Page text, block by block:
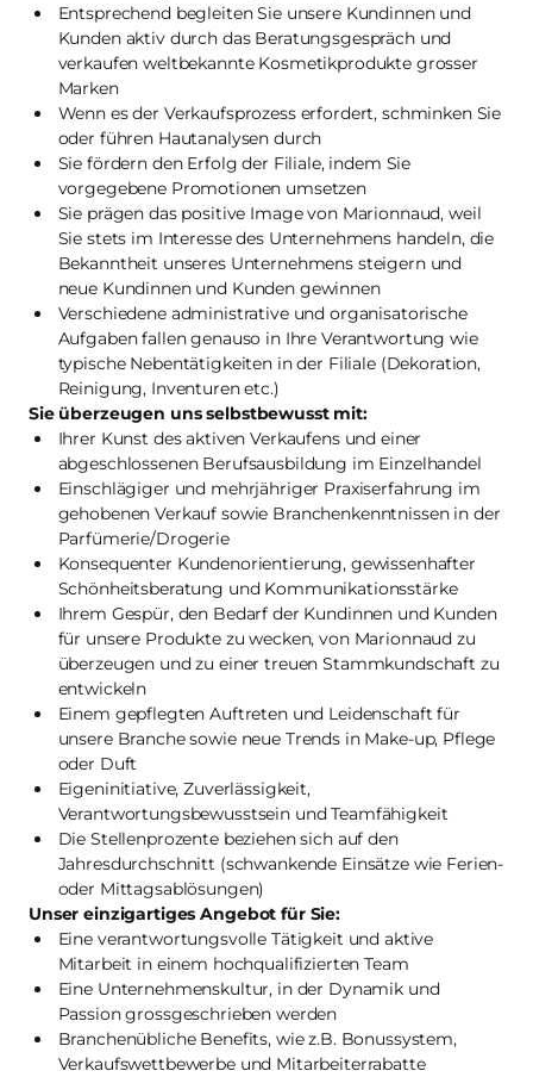
Entsprechend begleiten Sie unsere Kundinnen und
Kunden aktiv durch das Beratungsgespräch und
verkaufen weltbekannte Kosmetikprodukte grosser
Marken
Wenn es der Verkaufsprozess erfordert, schminken Sie
oder führen Hautanalysen durch
Sie fördern den Erfolg der Filiale, indem Sie
vorgegebene Promotionen umsetzen
Sie prägen das positive Image von Marionnaud, weil
Sie stets im Interesse des Unternehmens handeln, die
Bekanntheit unseres Unternehmens steigern und
neue Kundinnen und Kunden gewinnen
Verschiedene administrative und organisatorische
Aufgaben fallen genauso in Ihre Verantwortung wie
typische Nebentätigkeiten in der Filiale (Dekoration,
Reinigung, Inventuren etc.)
Sie überzeugen uns selbstbewusst mit:
Ihrer Kunst des aktiven Verkaufens und einer
abgeschlossenen Berufsausbildung im Einzelhandel
Einschlägiger und mehrjähriger Praxiserfahrung im
gehobenen Verkauf sowie Branchenkenntnissen in der
Parfümerie/Drogerie
Konsequenter Kundenorientierung, gewissenhafter
Schönheitsberatung und Kommunikationsstärke
Ihrem Gespür, den Bedarf der Kundinnen und Kunden
für unsere Produkte zu wecken, von Marionnaud zu
überzeugen und zu einer treuen Stammkundschaft zu
entwickeln
Einem gepflegten Auftreten und Leidenschaft für
unsere Branche sowie neue Trends in Make-up, Pflege
oder Duft
Eigeninitiative, Zuverlässigkeit,
Verantwortungsbewusstsein und Teamfähigkeit
Die Stellenprozente beziehen sich auf den
Jahresdurchschnitt (schwankende Einsätze wie Ferien-
oder Mittagsablösungen)
Unser einzigartiges Angebot für Sie:
Eine verantwortungsvolle Tätigkeit und aktive
Mitarbeit in einem hochqualifizierten Team
Eine Unternehmenskultur, in der Dynamik und
Passion grossgeschrieben werden
Branchenübliche Benefits, wie z.B. Bonussystem,
Verkaufswettbewerbe und Mitarbeiterrabatte